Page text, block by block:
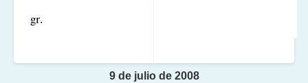
9 de julio de 2008